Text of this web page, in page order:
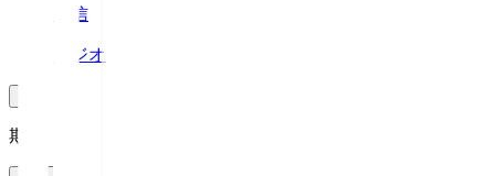
配信
ラジオ
期間